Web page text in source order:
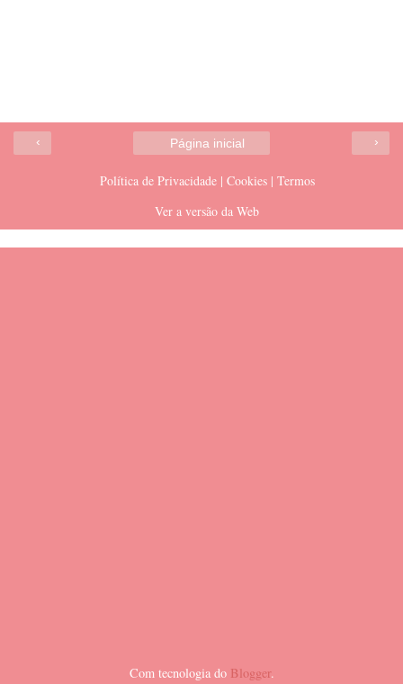
‹ ›
Página inicial
Política de Privacidade | Cookies | Termos
Ver a versão da Web
Com tecnologia do Blogger.